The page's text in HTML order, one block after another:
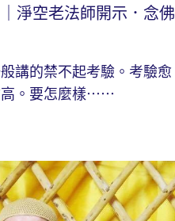
淨空老法師開示．念佛
講的禁不起考驗。考驗愈
高。要怎麼樣⋯⋯